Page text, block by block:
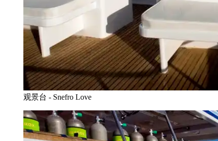
观景台 - Snefro Love